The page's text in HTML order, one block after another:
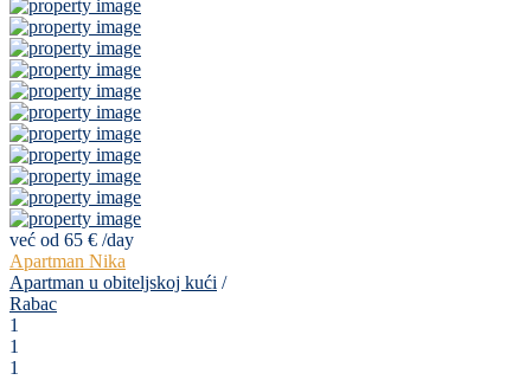
već od 65 € /day
Apartman Nika
Apartman u obiteljskoj kući /
Rabac
1
1
1